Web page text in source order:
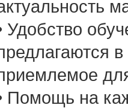
Удобство
Помощь на